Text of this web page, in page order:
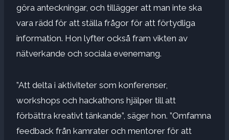
göra anteckningar, och tillägger att man inte ska
vara rädd för att ställa frågor för att förtydliga
information. Hon lyfter också fram vikten av
nätverkande och sociala evenemang.
”Att delta i aktiviteter som konferenser,
workshops och hackathons hjälper till att
förbättra kreativt tänkande”, säger hon. ”Omfamna
feedback från kamrater och mentorer för att